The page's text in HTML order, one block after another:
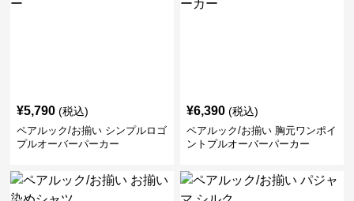
¥5,790 (税込)
ペアルック/お揃い シンプルロゴ
プルオーバーパーカー
¥6,390 (税込)
ペアルック/お揃い 胸元ワンポイ
ントプルオーバーパーカー